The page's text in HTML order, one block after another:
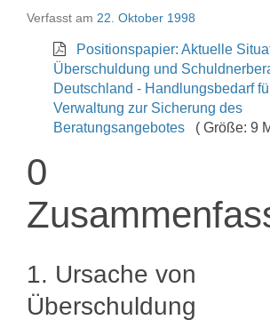
Verfasst am 22. Oktober 1998
Positionspapier: Aktuelle
Überschuldung und
Deutschland - Handlungsbedarf
Verwaltung zur Sicherung des
Beratungsangebotes
( Größe: 9
0
1. Ursache von
Überschuldung